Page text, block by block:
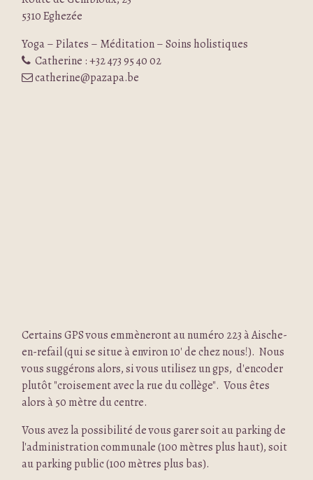
5310 Eghezée
Yoga – Pilates – Méditation – Soins holistiques
Catherine : +32 473 95 40 02
catherine@pazapa.be
Certains GPS vous emmèneront au numéro 223 à Aische-
en-refail (qui se situe à environ 10' de chez nous!). Nous
vous suggérons alors, si vous utilisez un gps, d'encoder
plutôt "croisement avec la rue du collège". Vous êtes
alors à 50 mètre du centre.
Vous avez la possibilité de vous garer soit au parking de
l'administration communale (100 mètres plus haut), soit
au parking public (100 mètres plus bas).